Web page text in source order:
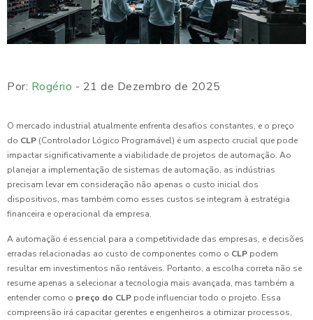
Por: Rogério - 21 de Dezembro de 2025
O mercado industrial atualmente enfrenta desafios constantes, e o preço
do CLP (Controlador Lógico Programável) é um aspecto crucial que pode
impactar significativamente a viabilidade de projetos de automação. Ao
planejar a implementação de sistemas de automação, as indústrias
precisam levar em consideração não apenas o custo inicial dos
dispositivos, mas também como esses custos se integram à estratégia
financeira e operacional da empresa.
A automação é essencial para a competitividade das empresas, e decisões
erradas relacionadas ao custo de componentes como o CLP podem
resultar em investimentos não rentáveis. Portanto, a escolha correta não se
resume apenas a selecionar a tecnologia mais avançada, mas também a
entender como o preço do CLP pode influenciar todo o projeto. Essa
compreensão irá capacitar gerentes e engenheiros a otimizar processos,